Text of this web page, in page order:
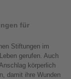
für
Stiftungen im
gerufen. Auch
körperlich
damit ihre Wunden